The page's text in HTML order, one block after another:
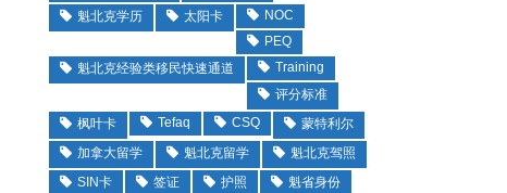
魁北克学历
太阳卡
NOC
PEQ
魁北克经验类移民快速通道
Training
评分标准
枫叶卡
Tefaq CSQ
蒙特利尔
加拿大留学
魁北克留学
魁北克驾照
SIN卡
签证 护照
魁省身份